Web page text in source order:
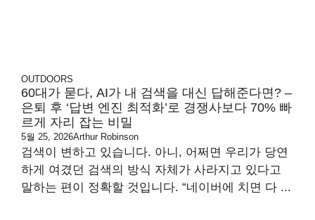
OUTDOORS
60대가 묻다, AI가 내 검색을 대신 답해준다면? –
은퇴 후 ‘답변 엔진 최적화’로 경쟁사보다 70% 빠
르게 자리 잡는 비밀
5월 25, 2026Arthur Robinson
검색이 변하고 있습니다. 아니, 어쩌면 우리가 당연
하게 여겼던 검색의 방식 자체가 사라지고 있다고
말하는 편이 정확할 것입니다. “네이버에 치면 다 ...